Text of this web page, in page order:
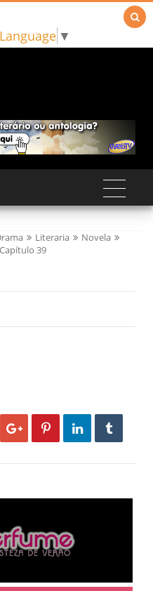
▼

Literaria
Novela
39